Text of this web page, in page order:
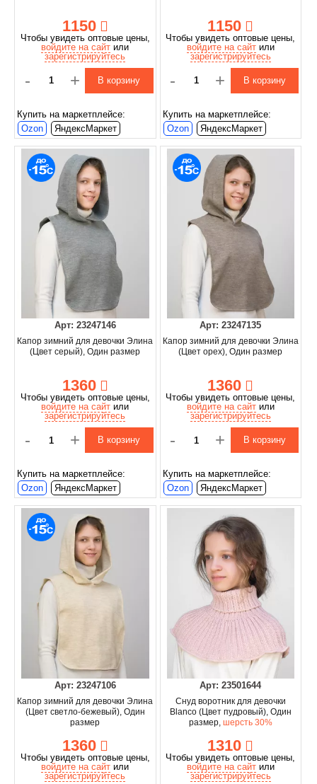
1150
Чтобы увидеть оптовые цены,
войдите на сайт или
зарегистрируйтесь
- + В корзину
Купить на маркетплейсе:
Ozon
ЯндексМаркет
1150
Чтобы увидеть оптовые цены,
войдите на сайтили
зарегистрируйтесь
- + В корзину
Купить на маркетплейсе:
Ozon
ЯндексМаркет
Арт: 23247146
Капор зимний для девочки Элина
(Цвет серый), Один размер
1360
Чтобы увидеть оптовые цены,
войдите на сайт или
зарегистрируйтесь
- + В корзину
Купить на маркетплейсе:
Ozon
ЯндексМаркет
Арт: 23247135
Капор зимний для девочки Элина
(Цвет орех), Один размер
1360
Чтобы увидеть оптовые цены,
войдите на сайтили
зарегистрируйтесь
- + В корзину
Купить на маркетплейсе:
Ozon
ЯндексМаркет
Арт: 23247106
Капор зимний для девочки Элина
(Цвет светло-бежевый), Один
размер
1360
Чтобы увидеть оптовые цены,
войдите на сайт или
зарегистрируйтесь
Арт: 23501644
Снуд воротник для девочки
Blanco (Цвет пудровый), Один
размер, шерсть 30%
1310
Чтобы увидеть оптовые цены,
войдите на сайтили
зарегистрируйтесь